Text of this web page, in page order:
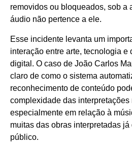
removidos ou bloqueados, sob a
áudio não pertence a ele.
Esse incidente levanta um
interação entre arte, tecnologia e
digital. O caso de João Carlos
claro de como o sistema
reconhecimento de conteúdo
complexidade das interpretações
especialmente em relação à
muitas das obras interpretadas
público.